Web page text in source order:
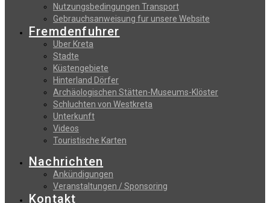
Nutzungsbedingungen Transport
Gebrauchsanweisung fur unsere Website
Fremdenfuhrer
Uber Kreta
Stadte
Küstengebiete
Hinterland Dörfer
Archäologischen Stätten-Museums-Klöster
Schluchten von Westkreta
Unterkunft
Videos
Touristische Karten
Nachrichten
Ankündigungen
Veranstaltungen / Sponsoring
Kontakt